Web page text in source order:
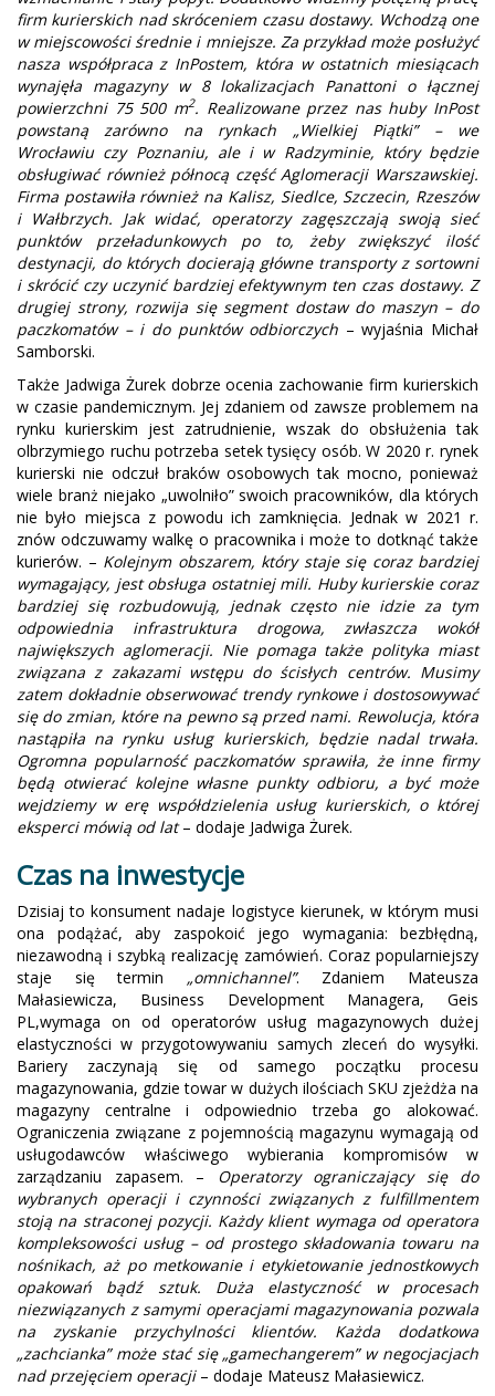
firm kurierskich nad skróceniem czasu dostawy. Wchodzą one
w miejscowości średnie i mniejsze. Za przykład może posłużyć
nasza współpraca z InPostem, która w ostatnich miesiącach
wynajęła magazyny w 8 lokalizacjach Panattoni o łącznej
powierzchni 75 500 m2. Realizowane przez nas huby InPost
powstaną zarówno na rynkach „Wielkiej Piątki” – we
Wrocławiu czy Poznaniu, ale i w Radzyminie, który będzie
obsługiwać również północą część Aglomeracji Warszawskiej.
Firma postawiła również na Kalisz, Siedlce, Szczecin, Rzeszów
i Wałbrzych. Jak widać, operatorzy zagęszczają swoją sieć
punktów przeładunkowych po to, żeby zwiększyć ilość
destynacji, do których docierają główne transporty z sortowni
i skrócić czy uczynić bardziej efektywnym ten czas dostawy. Z
drugiej strony, rozwija się segment dostaw do maszyn – do
paczkomatów – i do punktów odbiorczych – wyjaśnia Michał
Samborski.
Także Jadwiga Żurek dobrze ocenia zachowanie firm kurierskich
w czasie pandemicznym. Jej zdaniem od zawsze problemem na
rynku kurierskim jest zatrudnienie, wszak do obsłużenia tak
olbrzymiego ruchu potrzeba setek tysięcy osób. W 2020 r. rynek
kurierski nie odczuł braków osobowych tak mocno, ponieważ
wiele branż niejako „uwolniło” swoich pracowników, dla których
nie było miejsca z powodu ich zamknięcia. Jednak w 2021 r.
znów odczuwamy walkę o pracownika i może to dotknąć także
kurierów. – Kolejnym obszarem, który staje się coraz bardziej
wymagający, jest obsługa ostatniej mili. Huby kurierskie coraz
bardziej się rozbudowują, jednak często nie idzie za tym
odpowiednia infrastruktura drogowa, zwłaszcza wokół
największych aglomeracji. Nie pomaga także polityka miast
związana z zakazami wstępu do ścisłych centrów. Musimy
zatem dokładnie obserwować trendy rynkowe i dostosowywać
się do zmian, które na pewno są przed nami. Rewolucja, która
nastąpiła na rynku usług kurierskich, będzie nadal trwała.
Ogromna popularność paczkomatów sprawiła, że inne firmy
będą otwierać kolejne własne punkty odbioru, a być może
wejdziemy w erę współdzielenia usług kurierskich, o której
eksperci mówią od lat– dodaje Jadwiga Żurek.
Czas na inwestycje
Dzisiaj to konsument nadaje logistyce kierunek, w którym musi
ona podążać, aby zaspokoić jego wymagania: bezbłędną,
niezawodną i szybką realizację zamówień. Coraz popularniejszy
staje się termin „omnichannel”. Zdaniem Mateusza
Małasiewicza, Business Development Managera, Geis
PL,wymaga on od operatorów usług magazynowych dużej
elastyczności w przygotowywaniu samych zleceń do wysyłki.
Bariery zaczynają się od samego początku procesu
magazynowania, gdzie towar w dużych ilościach SKU zjeżdża na
magazyny centralne i odpowiednio trzeba go alokować.
Ograniczenia związane z pojemnością magazynu wymagają od
usługodawców właściwego wybierania kompromisów w
zarządzaniu zapasem. – Operatorzy ograniczający się do
wybranych operacji i czynności związanych z fulfillmentem
stoją na straconej pozycji. Każdy klient wymaga od operatora
kompleksowości usług – od prostego składowania towaru na
nośnikach, aż po metkowanie i etykietowanie jednostkowych
opakowań bądź sztuk. Duża elastyczność w procesach
niezwiązanych z samymi operacjami magazynowania pozwala
na zyskanie przychylności klientów. Każda dodatkowa
„zachcianka” może stać się „gamechangerem” w negocjacjach
nad przejęciem operacji– dodaje Mateusz Małasiewicz.